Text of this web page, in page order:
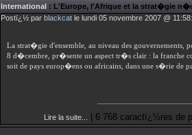
International : L'Europe, l'Afrique et la strat�gie
Postï¿½ par blackcat le lundi 05 novembre 2007 @
La strat�gie d'ensemble, au niveau des gouvernements,
8 d�cembre, pr�sente un aspect tr�s clair : la franche
soit de pays europ�ens ou africains, dans une s�rie de
Lire la suite... | 6 768 caractï¿½res de